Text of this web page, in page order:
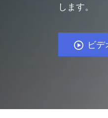
します。
ビデ